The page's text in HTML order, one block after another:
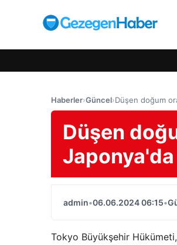
Haberler›Güncel›Düşen doğum
Düşen
Japonya'da
admin•06.06.2024 06:15•
Tokyo Büyükşehir